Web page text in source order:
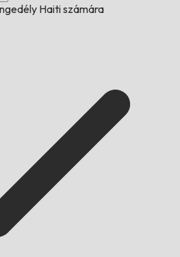
Haiti számára